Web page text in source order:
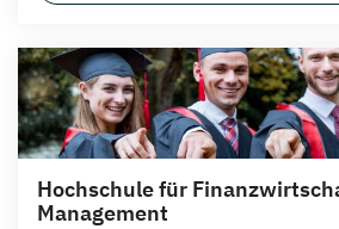
Hochschule für
Management